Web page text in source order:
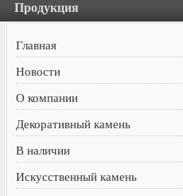
Продукция
Главная
Новости
О компании
Декоративный камень
В наличии
Искусственный камень